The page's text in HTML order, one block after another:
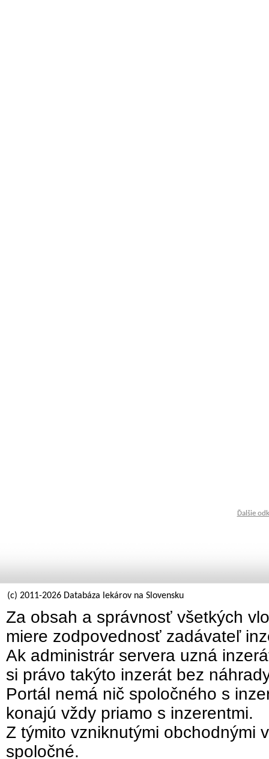
Ďalšie
(c) 2011-2026 Databáza lekárov na Slovensku
Za obsah a správnosť všetkých
miere zodpovednosť zadávateľ
Ak administrár servera uzná
si právo takýto inzerát bez
Portál nemá nič spoločného s
konajú vždy priamo s inzerentmi.
Z týmito vzniknutými obchodnými
spoločné.